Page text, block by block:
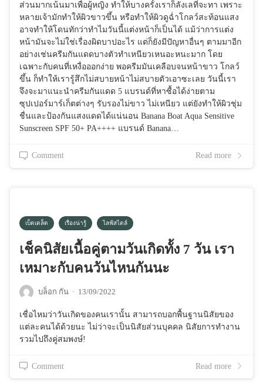
ส่วนมากเน้นมาเพื่อผู้หญิง ทำให้บางครั้งเราก็ลังเลที่จะทา เพราะ
หลายเจ้ามักทำให้ผิวขาวขึ้น หรือทำให้ผิวดูฉ่ำโกลว์สะท้อนแสง
อาจทำให้โดนทักว่าทำไมวันนี้แต่งหน้าก็เป็นได้ แม้ว่าการแต่ง
หน้ามันจะไม่ใช่เรื่องผิดบาปอะไร แต่ก็ยังมีปัญหาอื่นๆ ตามมาอีก
อย่างเช่นครีมกันแดดบางตัวทำเหนียวเหนอะหนะมาก โดย
เฉพาะกับคนที่เหงื่อออกง่าย พอครีมมันเคลือบจนหน้าขาว โกลว์
ขึ้น ก็ทำให้เรารู้สึกไม่สบายหน้าไม่สบายตัวเอาซะเลย วันนี้เรา
จึงจะมาแนะนำครีมกันแดด 5 แบรนด์ที่หาซื้อได้ง่ายตาม
ซุปเปอร์มาร์เก็ตต่างๆ รับรองไม่ขาว ไม่เหนียว แต่ยังทำให้ผิวชุ่ม
ชื่นและป้องกันแสงแดดได้แน่นอน Banana Boat Aqua Sensitive
Sunscreen SPF 50+ PA++++ แบรนด์ Banana…
Comment Read more
เบ็ดเตล็ด เรื่องน่ารู้ ไลฟ์สไตล์
เช็คนิสัยเนื้อคู่ตามวันเกิดทั้ง 7 วัน เรา
เหมาะกับคนวันไหนกันนะ
บล็อก กัน · 13/09/2022
เชื่อไหมว่าวันเกิดของคนเรานั้น สามารถบอกพื้นฐานนิสัยของ
แต่ละคนได้ด้วยนะ ไม่ว่าจะเป็นนิสัยส่วนบุคคล นิสัยการทำงาน
รวมไปถึงคู่สมพงษ์!
Comment Read more